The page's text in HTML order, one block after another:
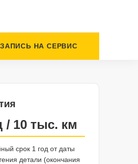
ЗАПИСЬ НА СЕРВИС
/ 10 тыс. км
срок 1 год от даты
детали (окончания